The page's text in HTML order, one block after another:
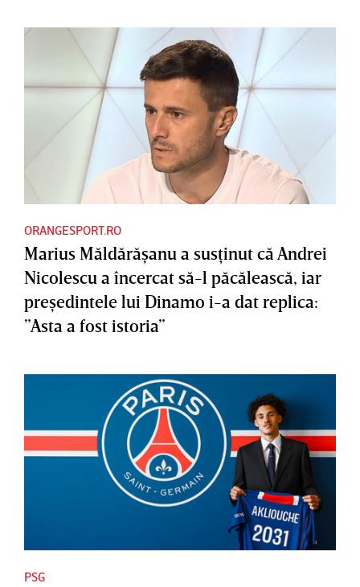
ORANGESPORT.RO
Marius Măldărăşanu a susţinut că Andrei
Nicolescu a încercat să-l păcălească, iar
preşedintele lui Dinamo i-a dat replica:
”Asta a fost istoria”
PSG